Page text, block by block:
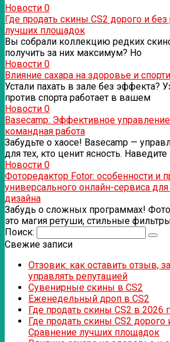
Новости 0
Где продать скины CS2 дорого и
лучших площадок
Вы собрали коллекцию редких
получить за них максимум? Но
Новости 0
Влияние сахара на здоровье и
Устали пахать в зале без эффекта?
против спорта работает в вашем
Новости 0
Basecamp: Эффективное
командная работа
Забудьте о хаосе! Basecamp —
для тех, кто ценит ясность.
Новости 0
Фоторедактор Fotor: особенности и
универсального онлайн-сервиса
дизайна
Забудь о сложных программах!
это магия ретуши, стильные
Поиск:
Свежие записи
Отзовик: как оставить отзыв,
управлять репутацией
Сувенирные скины в CS2
Еженедельный дроп в CS2
Где продать скины CS2 в 2026
Где продать скины CS2 дорого
Сравнение лучших площадок